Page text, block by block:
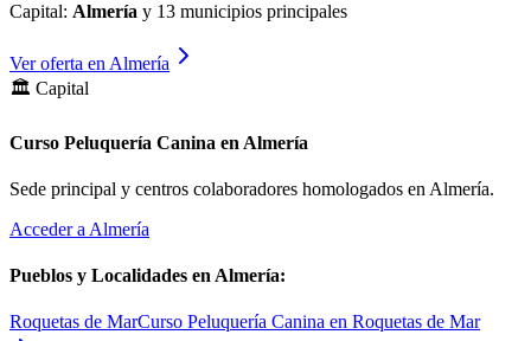
Capital: Almería y 13 municipios principales
Ver oferta en Almería
🏛️ Capital
Curso Peluquería Canina en Almería
Sede principal y centros colaboradores homologados en Almería.
Acceder a Almería
Pueblos y Localidades en Almería:
Roquetas de MarCurso Peluquería Canina en Roquetas de Mar